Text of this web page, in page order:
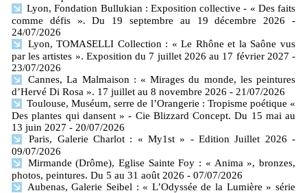
Lyon, Fondation Bullukian : Exposition collective - « Des faits
comme défis ». Du 19 septembre au 19 décembre 2026
-
24/07/2026
Lyon, TOMASELLI Collection : « Le Rhône et la Saône vus
par les artistes ». Exposition du 7 juillet 2026 au 17 février 2027 -
23/07/2026
Cannes, La Malmaison : « Mirages du monde, les peintures
d’Hervé Di Rosa ». 17 juillet au 8 novembre 2026 - 21/07/2026
Toulouse, Muséum, serre de l’Orangerie : Tropisme poétique «
Des plantes qui dansent » - Cie Blizzard Concept. Du 15 mai au
13 juin 2027 - 20/07/2026
Paris, Galerie Charlot : « My1st » - Edition Juillet 2026 -
09/07/2026
Mirmande (Drôme), Eglise Sainte Foy : « Anima », bronzes,
photos, peintures. Du 5 au 31 août 2026 - 07/07/2026
Aubenas, Galerie Seibel : « L’Odyssée de la Lumière » série